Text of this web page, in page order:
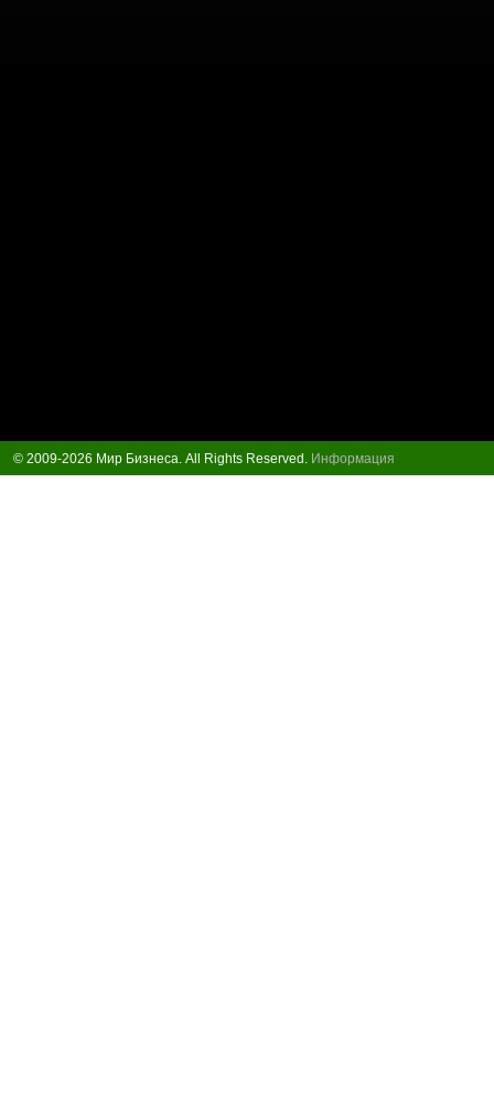
© 2009-2026 Мир Бизнеса. All Rights Reserved. Информация